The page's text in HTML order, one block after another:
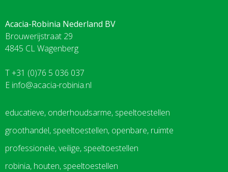
Acacia-Robinia Nederland BV
Brouwerijstraat 29
4845 CL Wagenberg
T +31 (0)76 5 036 037
E info@acacia-robinia.nl
educatieve, onderhoudsarme, speeltoestellen
groothandel, speeltoestellen, openbare, ruimte
professionele, veilige, speeltoestellen
robinia, houten, speeltoestellen